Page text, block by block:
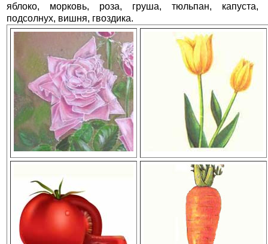
яблоко, морковь, роза, груша, тюльпан, капуста,
подсолнух, вишня, гвоздика.